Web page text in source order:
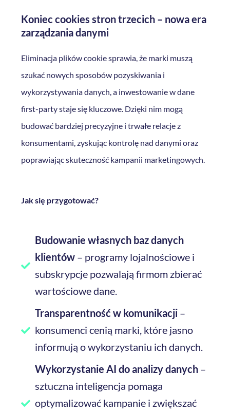
Koniec cookies stron trzecich – nowa era
zarządzania danymi
Eliminacja plików cookie sprawia, że marki muszą
szukać nowych sposobów pozyskiwania i
wykorzystywania danych, a inwestowanie w dane
first-party staje się kluczowe. Dzięki nim mogą
budować bardziej precyzyjne i trwałe relacje z
konsumentami, zyskując kontrolę nad danymi oraz
poprawiając skuteczność kampanii marketingowych.
Jak się przygotować?
Budowanie własnych baz danych
klientów – programy lojalnościowe i
subskrypcje pozwalają firmom zbierać
wartościowe dane.
Transparentność w komunikacji –
konsumenci cenią marki, które jasno
informują o wykorzystaniu ich danych.
Wykorzystanie AI do analizy danych –
sztuczna inteligencja pomaga
optymalizować kampanie i zwiększać